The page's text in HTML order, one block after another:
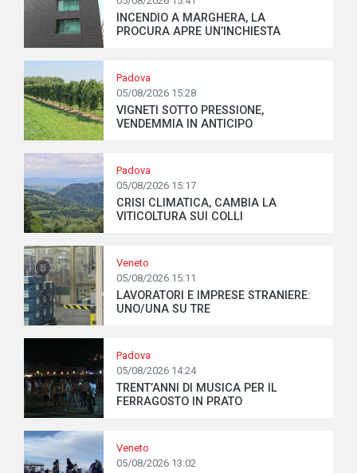
INCENDIO A MARGHERA, LA
PROCURA APRE UN’INCHIESTA
Padova
05/08/2026 15:28
VIGNETI SOTTO PRESSIONE,
VENDEMMIA IN ANTICIPO
Padova
05/08/2026 15:17
CRISI CLIMATICA, CAMBIA LA
VITICOLTURA SUI COLLI
Veneto
05/08/2026 15:11
LAVORATORI E IMPRESE STRANIERE:
UNO/UNA SU TRE
Padova
05/08/2026 14:24
TRENT’ANNI DI MUSICA PER IL
FERRAGOSTO IN PRATO
Veneto
05/08/2026 13:02